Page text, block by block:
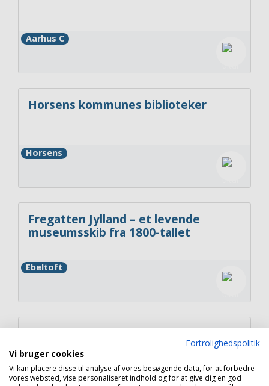
Aarhus C
Horsens kommunes biblioteker
Horsens
Fregatten Jylland – et levende
museumsskib fra 1800-tallet
Ebeltoft
Horsens
Fortrolighedspolitik
Vi bruger cookies
Vi kan placere disse til analyse af vores besøgende data, for at forbedre
vores websted, vise personaliseret indhold og for at give dig en god